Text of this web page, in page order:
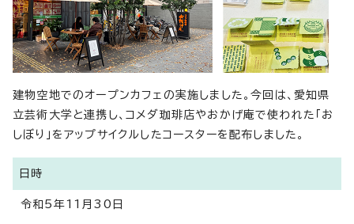
建物空地でのオープンカフェの実施しました。今回は、愛知県
立芸術大学と連携し、コメダ珈琲店やおかげ庵で使われた「お
しぼり」をアップサイクルしたコースターを配布しました。
日時
令和5年11月30日